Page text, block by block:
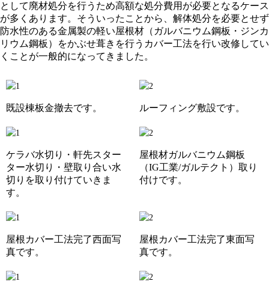
として廃材処分を行うため高額な処分費用が必要となるケース
が多くあります。 そういったことから、解体処分を必要とせず
防水性のある金属製の軽い屋根材（ガルバニウム鋼板・ジンカ
リウム鋼板）をかぶせ葺きを行うカバー工法を行い改修してい
くことが一般的になってきました。
既設棟板金撤去です。 ルーフィング敷設です。
ケラバ水切り・軒先スター
ター水切り・壁取り合い水
切りを取り付けていきま
す。
屋根材ガルバニウム鋼板
（IG工業/ガルテクト）取り
付けです。
屋根カバー工法完了西面写
真です。
屋根カバー工法完了東面写
真です。